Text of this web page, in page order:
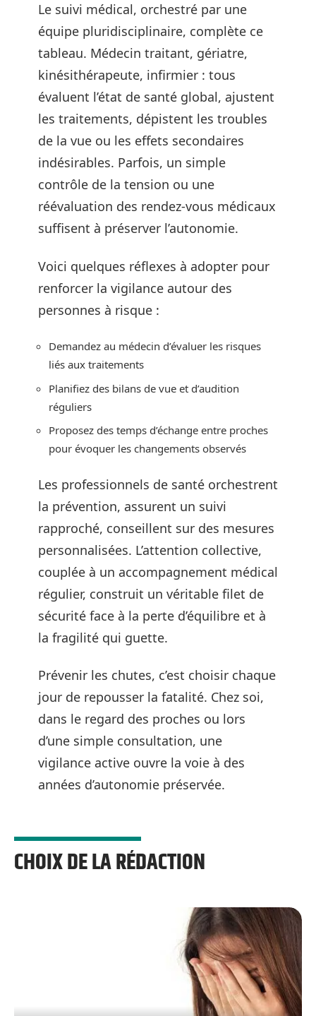
Le suivi médical, orchestré par une
équipe pluridisciplinaire, complète ce
tableau. Médecin traitant, gériatre,
kinésithérapeute, infirmier : tous
évaluent l’état de santé global, ajustent
les traitements, dépistent les troubles
de la vue ou les effets secondaires
indésirables. Parfois, un simple
contrôle de la tension ou une
réévaluation des rendez-vous médicaux
suffisent à préserver l’autonomie.
Voici quelques réflexes à adopter pour
renforcer la vigilance autour des
personnes à risque :
Demandez au médecin d’évaluer les risques
liés aux traitements
Planifiez des bilans de vue et d’audition
réguliers
Proposez des temps d’échange entre proches
pour évoquer les changements observés
Les professionnels de santé orchestrent
la prévention, assurent un suivi
rapproché, conseillent sur des mesures
personnalisées. L’attention collective,
couplée à un accompagnement médical
régulier, construit un véritable filet de
sécurité face à la perte d’équilibre et à
la fragilité qui guette.
Prévenir les chutes, c’est choisir chaque
jour de repousser la fatalité. Chez soi,
dans le regard des proches ou lors
d’une simple consultation, une
vigilance active ouvre la voie à des
années d’autonomie préservée.
CHOIX DE LA RÉDACTION